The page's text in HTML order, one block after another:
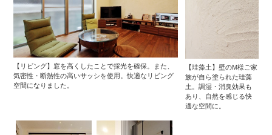
【リビング】窓を高くしたことで採光を確保。また、
気密性・断熱性の高いサッシを使用。快適なリビング
空間になりました。
【珪藻土】壁のM様ご家
族が自ら塗られた珪藻
土。調湿・消臭効果も
あり、自然を感じる快
適な空間に。